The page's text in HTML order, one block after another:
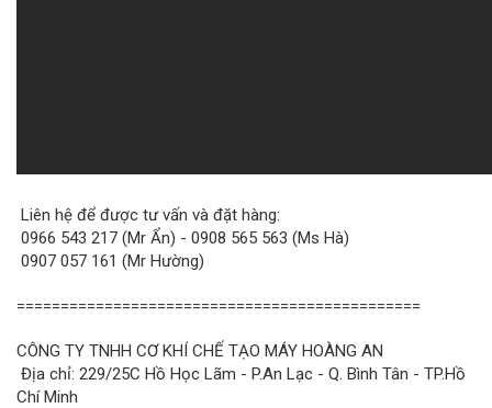
Liên hệ để được tư vấn và đặt hàng:
0966 543 217 (Mr Ẩn) - 0908 565 563 (Ms Hà)
0907 057 161 (Mr Hường)
==============================================
CÔNG TY TNHH CƠ KHÍ CHẾ TẠO MÁY HOÀNG AN
Địa chỉ: 229/25C Hồ Học Lãm - P.An Lạc - Q. Bình Tân - TP.Hồ
Chí Minh